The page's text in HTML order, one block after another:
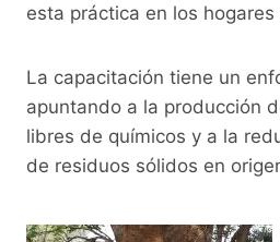
esta práctica en los
La capacitación tiene un
apuntando a la producción
libres de químicos y a la
de residuos sólidos en